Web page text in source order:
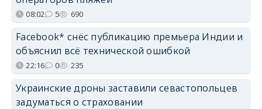
08:02 5 690
Facebook* снёс публикацию премьера Индии и
объяснил всё технической ошибкой
22:16 0 235
Украинские дроны заставили севастопольцев
задуматься о страховании